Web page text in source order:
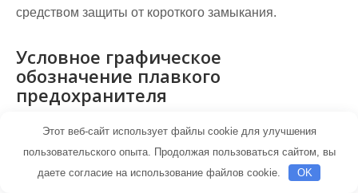
средством защиты от короткого замыкания.
Условное графическое
обозначение плавкого
предохранителя
предохранителя на схемах похоже на обозначения
сопротивления, и отличается только тем, что через
середину прямоугольника линия проходит не
Этот веб-сайт использует файлы cookie для улучшения
пользовательского опыта. Продолжая пользоваться сайтом, вы
даете согласие на использование файлов cookie.
OK